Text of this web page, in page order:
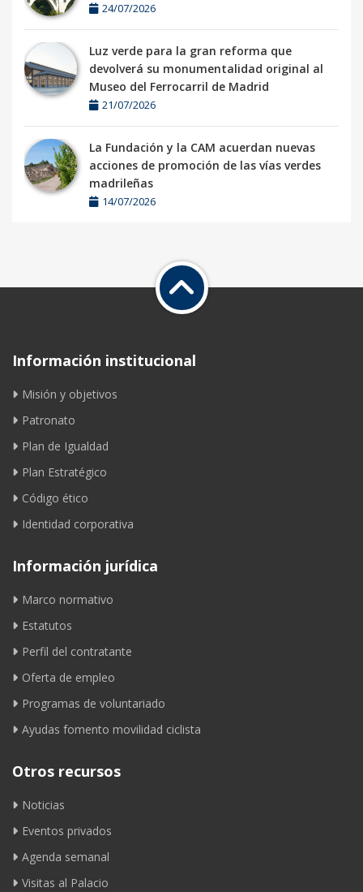
24/07/2026
Luz verde para la gran reforma que
devolverá su monumentalidad original al
Museo del Ferrocarril de Madrid
21/07/2026
La Fundación y la CAM acuerdan nuevas
acciones de promoción de las vías verdes
madrileñas
14/07/2026
Información institucional
Misión y objetivos
Patronato
Plan de Igualdad
Plan Estratégico
Código ético
Identidad corporativa
Información jurídica
Marco normativo
Estatutos
Perfil del contratante
Oferta de empleo
Programas de voluntariado
Ayudas fomento movilidad ciclista
Otros recursos
Noticias
Eventos privados
Agenda semanal
Visitas al Palacio